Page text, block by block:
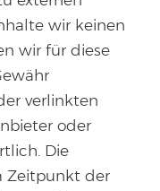
wir keinen
wir für diese
verlinkten
oder
Die
Zeitpunkt der